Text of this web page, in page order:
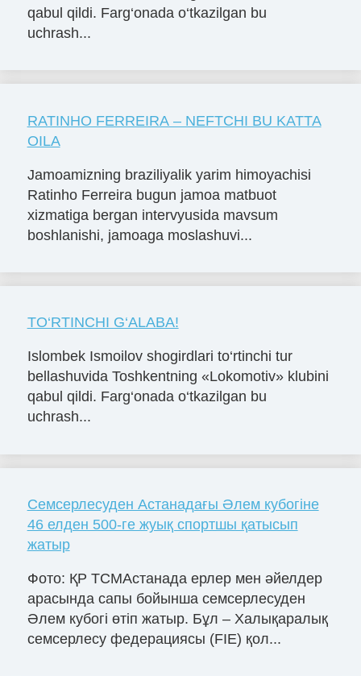
qabul qildi. Farg‘onada o‘tkazilgan bu
uchrash...
RATINHO FERREIRA – NEFTCHI BU KATTA
OILA
Jamoamizning braziliyalik yarim himoyachisi
Ratinho Ferreira bugun jamoa matbuot
xizmatiga bergan intervyusida mavsum
boshlanishi, jamoaga moslashuvi...
TO‘RTINCHI G‘ALABA!
Islombek Ismoilov shogirdlari to‘rtinchi tur
bellashuvida Toshkentning «Lokomotiv» klubini
qabul qildi. Farg‘onada o‘tkazilgan bu
uchrash...
Семсерлесуден Астанадағы Әлем кубогіне
46 елден 500-ге жуық спортшы қатысып
жатыр
Фото: ҚР ТСМАстанада ерлер мен әйелдер
арасында сапы бойынша семсерлесуден
Әлем кубогі өтіп жатыр. Бұл – Халықаралық
семсерлесу федерациясы (FIE) қол...